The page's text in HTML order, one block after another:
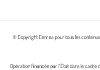
© Copyright Cemea pour tous les
Opération financée par l’État dans le cadre